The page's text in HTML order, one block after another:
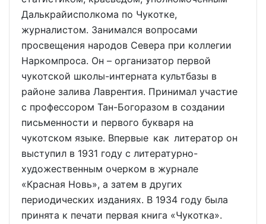
Далькрайисполкома по Чукотке,
журналистом. Занимался вопросами
просвещения народов Севера при коллегии
Наркомпроса. Он – организатор первой
чукотской школы-интерната культбазы в
районе залива Лаврентия. Принимал участие
с профессором Тан-Богоразом в создании
письменности и первого букваря на
чукотском языке. Впервые как литератор он
выступил в 1931 году с литературно-
художественным очерком в журнале
«Красная Новь», а затем в других
периодических изданиях. В 1934 году была
принята к печати первая книга «Чукотка».